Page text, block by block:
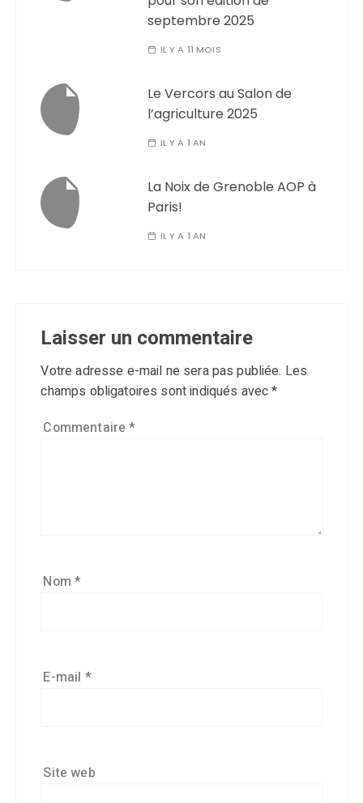
septembre 2025
IL Y A 11 MOIS
Le Vercors au Salon de
l’agriculture 2025
IL Y A 1 AN
La Noix de Grenoble AOP à
Paris!
IL Y A 1 AN
Laisser un commentaire
Votre adresse e-mail ne sera pas publiée. Les
champs obligatoires sont indiqués avec*
Commentaire*
Nom*
E-mail *
Site web